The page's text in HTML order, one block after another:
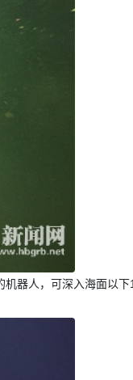
器人，可深入海面以